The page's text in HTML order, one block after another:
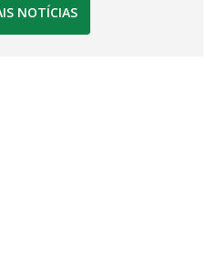
NOTÍCIAS